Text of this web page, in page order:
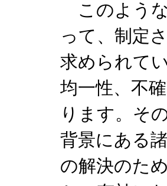
このような
って、制定
求められて
均一性、不
ります。そ
背景にある
の解決のた